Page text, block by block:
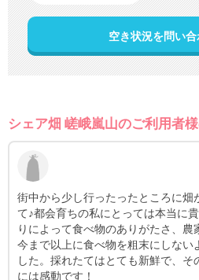
空き状況を問い合
シェア畑 嵯峨嵐山のご利用者様
無農薬で美味しい野菜がサポート付
ており、スタッフの方も親切に教え
タッフに質問できるので、失敗は少
た。